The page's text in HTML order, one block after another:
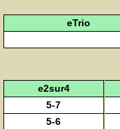
eTrio
e2sur4
5-7
5-6